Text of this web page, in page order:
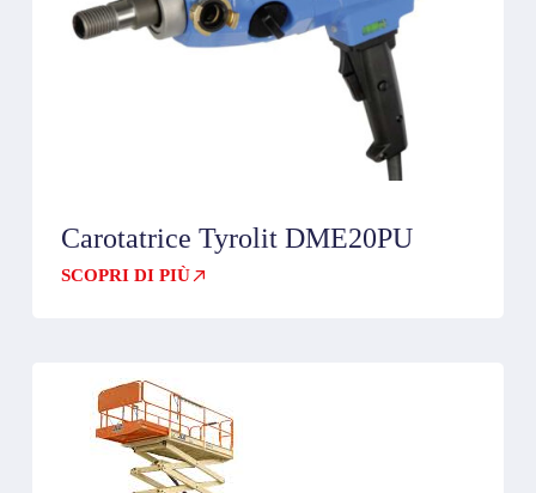
Carotatrice Tyrolit DME20PU
SCOPRI DI PIÙ